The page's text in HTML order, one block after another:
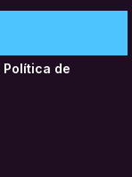
Política de